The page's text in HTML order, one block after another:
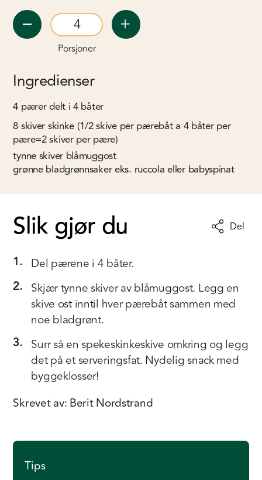
Porsjoner
Ingredienser
4 pærer delt i 4 båter
8skiver skinke (1/2 skive per pærebåt a 4 båter per
pære=2 skiver per pære)
tynne skiver blåmuggost
grønne bladgrønnsaker eks. ruccola eller babyspinat
Slik gjør du Del
1. Del pærene i 4 båter.
2. Skjær tynne skiver av blåmuggost. Legg en
skive ost inntil hver pærebåt sammen med
noe bladgrønt.
3. Surr så en spekeskinkeskive omkring og legg
det på et serveringsfat. Nydelig snack med
byggeklosser!
Skrevet av: Berit Nordstrand
Tips